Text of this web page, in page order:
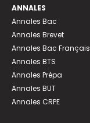
ANNALES
Annales Bac
Annales Brevet
Annales Bac Français
Annales BTS
Annales Prépa
Annales BUT
Annales CRPE